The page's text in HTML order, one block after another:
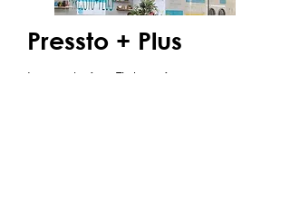
Pressto + Plus
Lavandería y Tintorería